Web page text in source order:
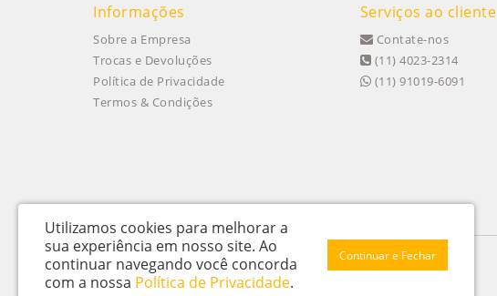
Informações
Sobre a Empresa
Trocas e Devoluções
Política de Privacidade
Termos & Condições
Serviços ao cliente
Contate-nos
(11) 4023-2314
(11) 91019-6091
Itu Trailers Ltda - CNPJ: 62.043.518/0001-60
Av Jose de Oliveira, n 145 - Jardim Oliveira - Itu – SP - CEP 13312 020
Utilizamos cookies para melhorar a
sua experiência em nosso site. Ao
continuar navegando você concorda
com a nossa Política de Privacidade.
Continuar e Fechar